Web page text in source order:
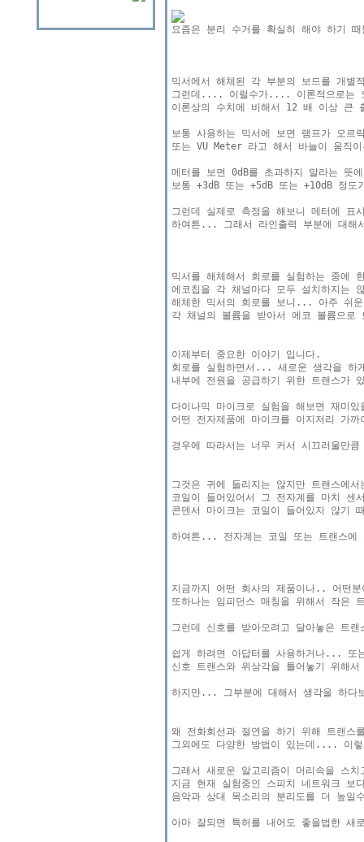
믹서에서 해체된 각 부분의 보드를 개별
그런데.... 이럴수가.... 이론적으로는
이론상의 수치에 비해서 12 배 이상 큰
보통 사용하는 믹서에 보면 램프가 오르
또는 VU Meter 라고 해서 바늘이 움직
메터를 보면 0dB를 초과하지 말라는 뜻
보통 +3dB 또는 +5dB 또는 +10dB 정도
그런데 실제로 측정을 해보니 메터에 표
하여튼... 그래서 라인출력 부분에 대해
믹서를 해체해서 회로를 실험하는 중에
에코칩을 각 채널마다 모두 설치하지는
해체한 믹서의 회로를 보니... 아주 쉬운
각 채널의 볼륨을 받아서 에코 볼륨으
이제부터 중요한 이야기 입니다.
회로를 실험하면서... 새로운 생각을 하
내부에 전원을 공급하기 위한 트랜스가
다이나믹 마이크로 실험을 해보면 재미
어떤 전자제품에 마이크를 이지저리 가
경우에 따라서는 너무 커서 시끄러울만
그것은 귀에 들리지는 않지만 트랜스에
코일이 들어있어서 그 전자계를 마치 센
콘덴서 마이크는 코일이 들어있지 않기
하여튼... 전자계는 코일 또는 트랜스
지금까지 어떤 회사의 제품이나.. 어떤
또하나는 임피던스 매칭을 위해서 작은
그런데 신호를 받아오려고 달아놓은 트
쉽게 하려면 아답터를 사용하거나... 또
신호 트랜스와 위상각을 틀어놓기 위해
하지만... 그부분에 대해서 생각을 하다
왜 전화회선과 절연을 하기 위해 트랜스
그외에도 다양한 방법이 있는데.... 이
그래서 새로운 알고리즘이 머리속을 스
지금 현재 실험중인 스피치 네트워크
음악과 상대 목소리의 분리도를 더 높
아마 잘되면 특허를 내어도 좋을법한 새